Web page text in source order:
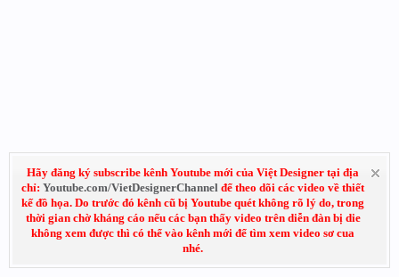
Hãy đăng ký subscribe kênh Youtube mới của Việt Designer tại địa
chỉ: Youtube.com/VietDesignerChannel để theo dõi các video về thiết
kế đồ họa. Do trước đó kênh cũ bị Youtube quét không rõ lý do, trong
thời gian chờ kháng cáo nếu các bạn thấy video trên diễn đàn bị die
không xem được thì có thể vào kênh mới để tìm xem video sơ cua
nhé.